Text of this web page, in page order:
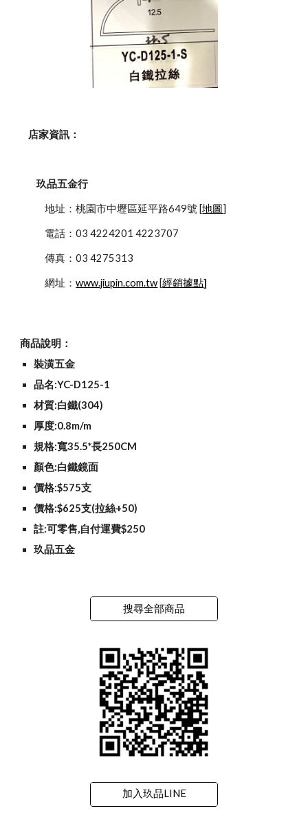
    店家資訊：
玖品五金行
            地址：桃園市中壢區延平路649號 [
地圖]
            電話：03 4224201 4223707
            傳真：03 4275313
            網址：
www.jiupin.com.tw [經銷據點]
商品說明：
裝潢五金
品名:YC-D125-1
材質:白鐵(304)
厚度:0.8m/m
規格:寬35.5*長250CM
顏色:白鐵鏡面
價格:$575支
價格:$625支(拉絲+50)
註:可零售,自付運費$250
玖品五金
搜尋全部商品
加入玖品LINE